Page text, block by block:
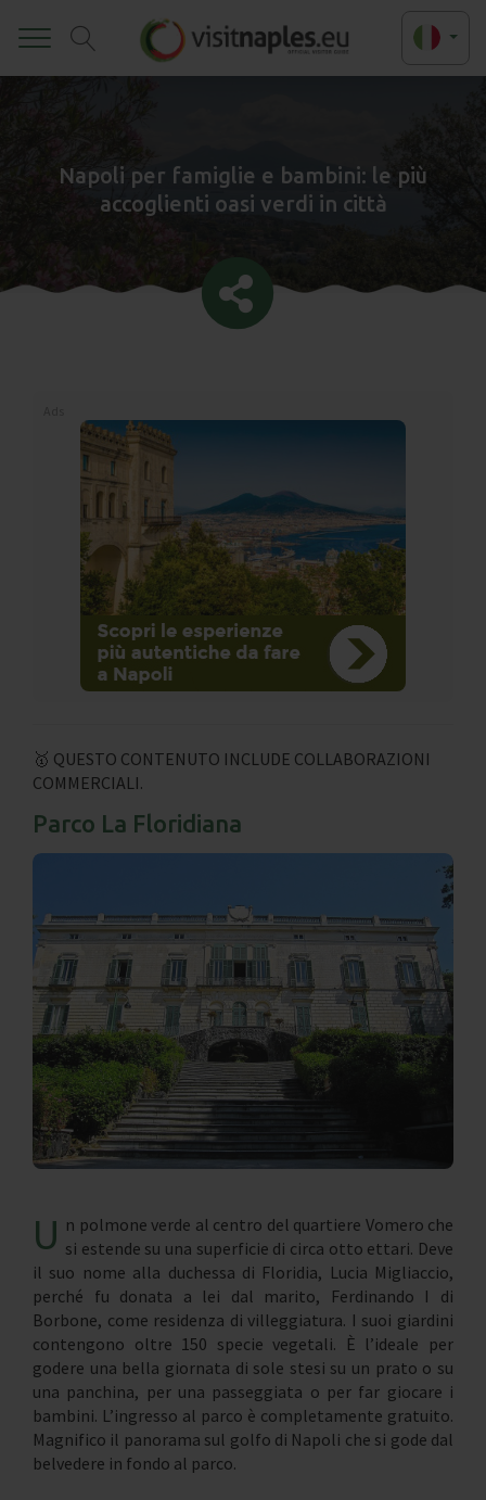
Napoli per famiglie e bambini: le più
accoglienti oasi verdi in città
🥇 QUESTO CONTENUTO INCLUDE COLLABORAZIONI
COMMERCIALI.
Parco La Floridiana
U n polmone verde al centro del quartiere Vomero che
si estende su una superficie di circa otto ettari. Deve
il suo nome alla duchessa di Floridia, Lucia Migliaccio,
perché fu donata a lei dal marito, Ferdinando I di
Borbone, come residenza di villeggiatura. I suoi giardini
contengono oltre 150 specie vegetali. È l’ideale per
godere una bella giornata di sole stesi su un prato o su
una panchina, per una passeggiata o per far giocare i
bambini. L’ingresso al parco è completamente gratuito.
Magnifico il panorama sul golfo di Napoli che si gode dal
belvedere in fondo al parco.